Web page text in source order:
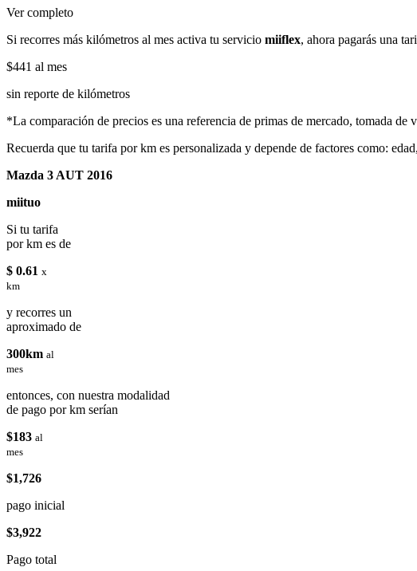
Ver completo
Si recorres más kilómetros al mes activa tu servicio miiflex, ahora pagarás una
$441 al mes
sin reporte de kilómetros
*La comparación de precios es una referencia de primas de mercado, tomada
Recuerda que tu tarifa por km es personalizada y depende de factores como:
Mazda 3 AUT 2016
miituo
Si tu tarifa
por km es de
$ 0.61 x
km
y recorres un
aproximado de
300km al
mes
entonces, con nuestra modalidad
de pago por km serían
$183 al
mes
$1,726
pago inicial
$3,922
Pago total